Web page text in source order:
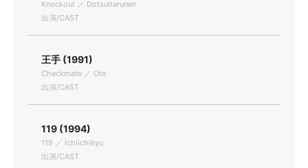
Knockout ／ Dotsuitarunen
出演/CAST
王手 (1991)
Checkmate ／ Ote
出演/CAST
119 (1994)
119 ／ Ichiichikyu
出演/CAST